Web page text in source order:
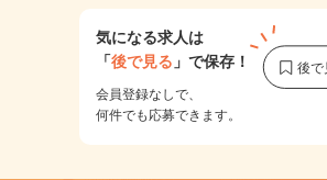
気になる求人は
「後で見る 」で保存！
会員登録なしで、
何件でも応募できます。